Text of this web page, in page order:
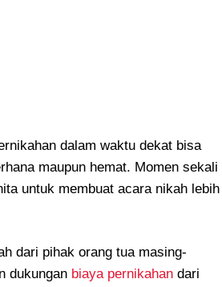
dalam waktu dekat bisa
maupun hemat. Momen sekali
untuk membuat acara nikah lebih
dari pihak orang tua masing-
dukungan biaya pernikahan dari